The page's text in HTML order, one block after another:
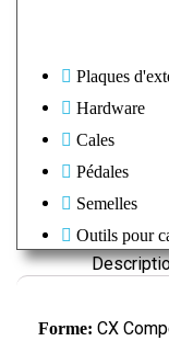
Plaques
Hardware
Cales
Pédales
Semelles
Outils pour
Forme: CX